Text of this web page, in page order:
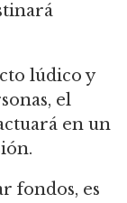
lúdico y
el
en un
fondos, es